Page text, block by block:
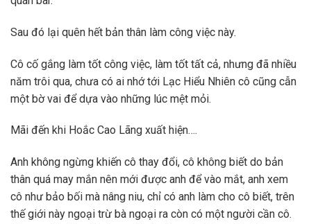
Sau đó lại quên hết bản thân làm công việc này.
Cô cố gắng làm tốt công việc, làm tốt tất cả, nhưng đã nhiều
năm trôi qua, chưa có ai nhớ tới Lạc Hiểu Nhiên cô cũng cẫn
một bờ vai để dựa vào những lúc mệt mỏi.
Mãi đến khi Hoắc Cao Lãng xuất hiện….
Anh không ngừng khiến cô thay đổi, cô không biết do bản
thân quá may mắn nên mới được anh để vào mắt, anh xem
cô như bảo bối mà nâng niu, chỉ có anh làm cho cô biết, trên
thế giới này ngoại trừ bà ngoại ra còn có một người cần cô.